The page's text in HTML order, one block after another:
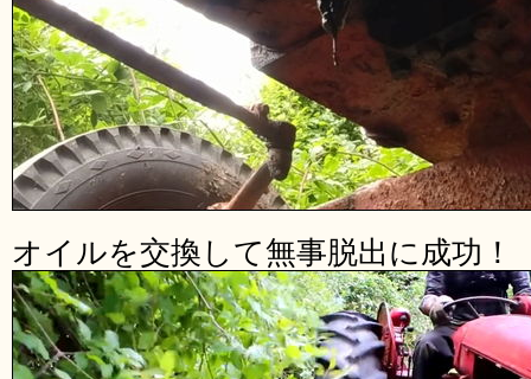
オイルを交換して無事脱出に成功！